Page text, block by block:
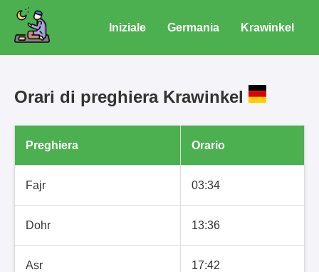
Iniziale Germania Krawinkel
Orari di preghiera Krawinkel
Preghiera Orario
Fajr 03:34
Dohr 13:36
Asr 17:42